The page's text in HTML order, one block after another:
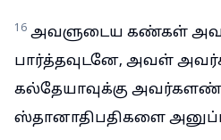
16 அவளுடைய கண்கள்
பார்த்தவுடனே, அவள்
கல்தேயாவுக்கு
ஸ்தானாதிபதிகளை